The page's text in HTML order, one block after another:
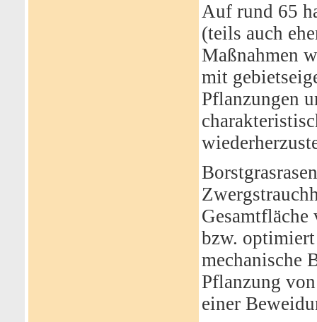
Auf rund 65
(teils auch
Maßnahmen
mit
Pflanzungen
bzw.
mechanische
Pflanzung
einer